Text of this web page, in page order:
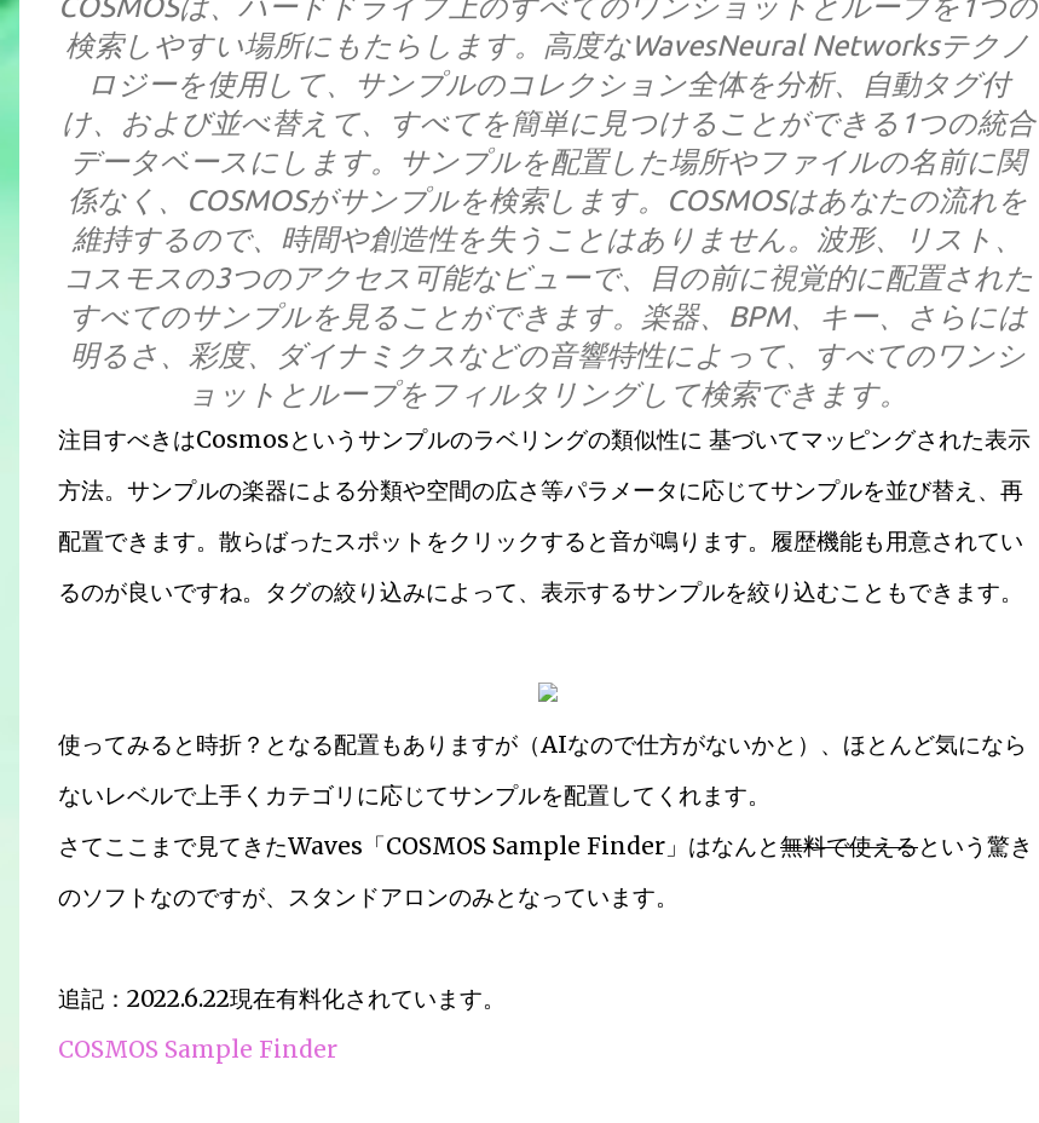
COSMOSは、ハードドライブ上のすべてのワンショットとループを1つの
検索しやすい場所にもたらします。高度なWavesNeural Networksテクノ
ロジーを使用して、サンプルのコレクション全体を分析、自動タグ付
け、および並べ替えて、すべてを簡単に見つけることができる1つの統合
データベースにします。サンプルを配置した場所やファイルの名前に関
係なく、COSMOSがサンプルを検索します。COSMOSはあなたの流れを
維持するので、時間や創造性を失うことはありません。波形、リスト、
コスモスの3つのアクセス可能なビューで、目の前に視覚的に配置された
すべてのサンプルを見ることができます。楽器、BPM、キー、さらには
明るさ、彩度、ダイナミクスなどの音響特性によって、すべてのワンシ
ョットとループをフィルタリングして検索できます。
注目すべきはCosmosというサンプルのラベリングの類似性に 基づいてマッピングされた表示
方法。サンプルの楽器による分類や空間の広さ等パラメータに応じてサンプルを並び替え、再
配置できます。散らばったスポットをクリックすると音が鳴ります。履歴機能も用意されてい
るのが良いですね。タグの絞り込みによって、表示するサンプルを絞り込むこともできます。
使ってみると時折？となる配置もありますが（AIなので仕方がないかと）、ほとんど気になら
ないレベルで上手くカテゴリに応じてサンプルを配置してくれます。
さてここまで見てきたWaves「COSMOS Sample Finder」はなんと無料で使えるという驚き
のソフトなのですが、スタンドアロンのみとなっています。
追記：2022.6.22現在有料化されています。
COSMOS Sample Finder